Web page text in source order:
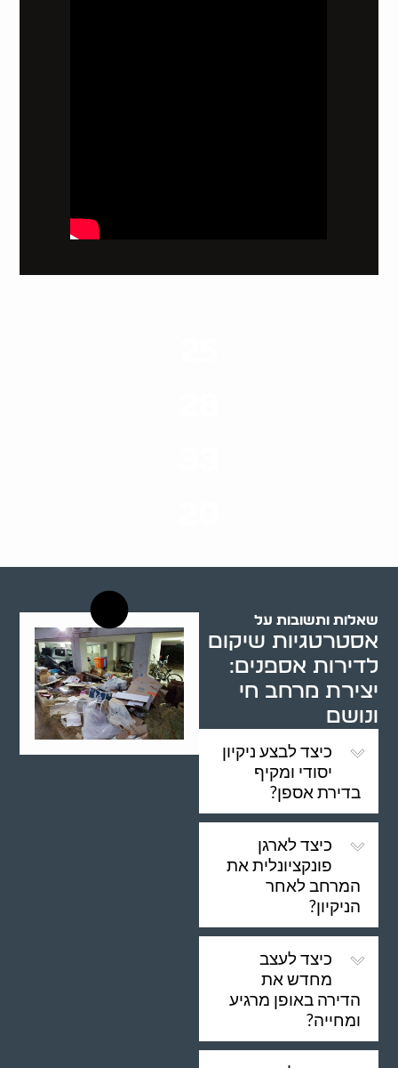
שאלות ותשובות על
אסטרטגיות שיקום
לדירות אספנים:
יצירת מרחב חי
ונושם
כיצד לבצע ניקיון
יסודי ומקיף
בדירת אספן?
כיצד לארגן
פונקציונלית את
המרחב לאחר
הניקיון?
כיצד לעצב
מחדש את
הדירה באופן מרגיע
ומחייה?